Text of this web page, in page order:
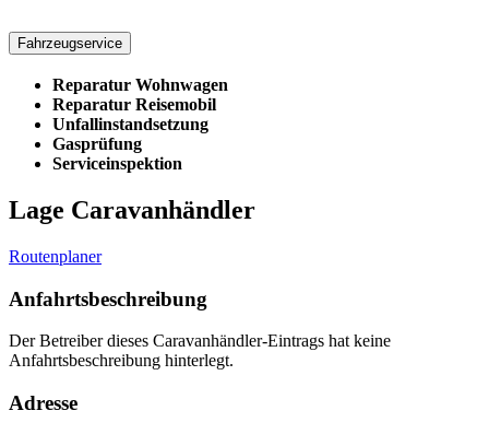
Fahrzeugservice
Reparatur Wohnwagen
Reparatur Reisemobil
Unfallinstandsetzung
Gasprüfung
Serviceinspektion
Lage Caravanhändler
Routenplaner
Anfahrtsbeschreibung
Der Betreiber dieses Caravanhändler-Eintrags hat keine
Anfahrtsbeschreibung hinterlegt.
Adresse